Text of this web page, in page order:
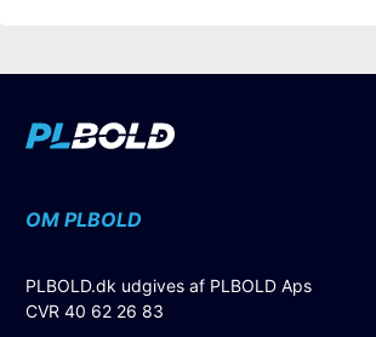
OM PLBOLD
PLBOLD.dk udgives af PLBOLD Aps
CVR 40 62 26 83